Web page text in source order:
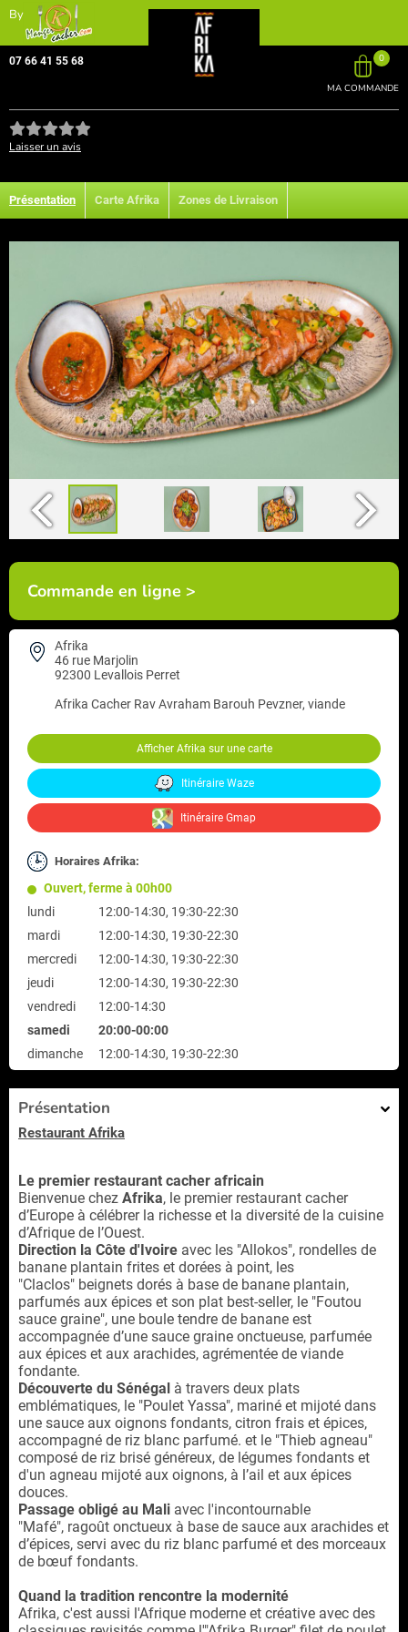
By
07 66 41 55 68
MA COMMANDE
0
Laisser un avis
Présentation Carte Afrika Zones de Livraison
Commande en ligne >
Afrika
46 rue Marjolin
92300 Levallois Perret
Afrika Cacher Rav Avraham Barouh Pevzner, viande
Afficher Afrika sur une carte
Itinéraire Waze
Itinéraire Gmap
Horaires Afrika:
Ouvert, ferme à 00h00
lundi
12:00-14:30, 19:30-22:30
mardi
12:00-14:30, 19:30-22:30
mercredi
12:00-14:30, 19:30-22:30
jeudi
12:00-14:30, 19:30-22:30
vendredi
12:00-14:30
samedi
20:00-00:00
dimanche
12:00-14:30, 19:30-22:30
Présentation
Restaurant Afrika
Le premier restaurant cacher africain
Bienvenue chez Afrika, le premier restaurant cacher
d’Europe à célébrer la richesse et la diversité de la cuisine
d’Afrique de l’Ouest.
Direction la Côte d'Ivoire avec les "Allokos", rondelles de
banane plantain frites et dorées à point, les
"Claclos" beignets dorés à base de banane plantain,
parfumés aux épices et son plat best-seller, le "Foutou
sauce graine", une boule tendre de banane est
accompagnée d’une sauce graine onctueuse, parfumée
aux épices et aux arachides, agrémentée de viande
fondante.
Découverte du Sénégal à travers deux plats
emblématiques, le "Poulet Yassa", mariné et mijoté dans
une sauce aux oignons fondants, citron frais et épices,
accompagné de riz blanc parfumé. et le "Thieb agneau"
composé de riz brisé généreux, de légumes fondants et
d'un agneau mijoté aux oignons, à l’ail et aux épices
douces.
Passage obligé au Mali avec l'incontournable
"Mafé", ragoût onctueux à base de sauce aux arachides et
d’épices, servi avec du riz blanc parfumé et des morceaux
de bœuf fondants.
Quand la tradition rencontre la modernité
Afrika, c'est aussi l'Afrique moderne et créative avec des